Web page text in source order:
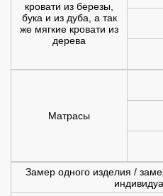
кровати из березы,
бука и из дуба, а так
же мягкие кровати из
дерева
Матрасы
Замер одного изделия /